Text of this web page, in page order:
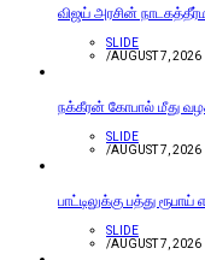
விஜய் அரசின்
SLIDE
/AUGUST 7, 2026
நக்கீரன் கோபால் மீது
SLIDE
/AUGUST 7, 2026
பாட்டிலுக்கு பத்து
SLIDE
/AUGUST 7, 2026